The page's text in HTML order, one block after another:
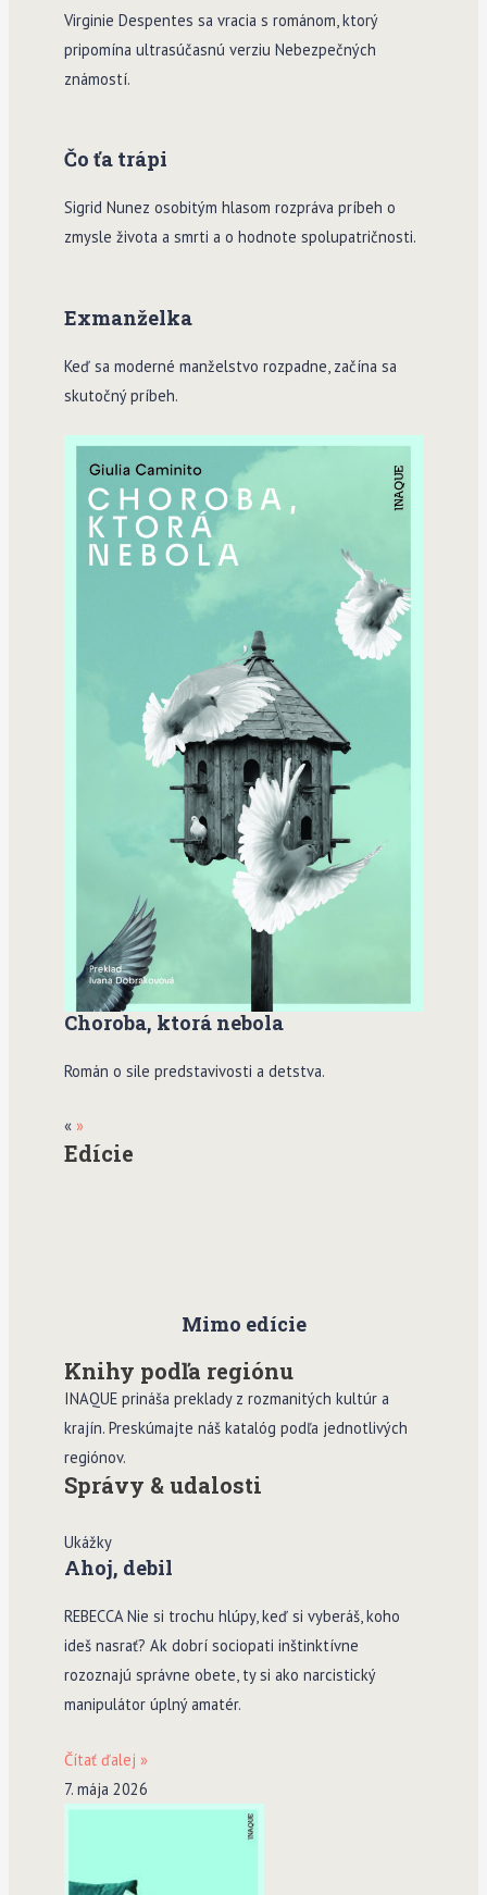
Virginie Despentes sa vracia s románom, ktorý
pripomína ultrasúčasnú verziu Nebezpečných
známostí.
Čo ťa trápi
Sigrid Nunez osobitým hlasom rozpráva príbeh o
zmysle života a smrti a o hodnote spolupatričnosti.
Exmanželka
Keď sa moderné manželstvo rozpadne, začína sa
skutočný príbeh.
Choroba, ktorá nebola
Román o sile predstavivosti a detstva.
« »
Edície
Mimo edície
Knihy podľa regiónu
INAQUE prináša preklady z rozmanitých kultúr a
krajín. Preskúmajte náš katalóg podľa jednotlivých
regiónov.
Správy & udalosti
Ukážky
Ahoj, debil
REBECCA Nie si trochu hlúpy, keď si vyberáš, koho
ideš nasrať? Ak dobrí sociopati inštinktívne
rozoznajú správne obete, ty si ako narcistický
manipulátor úplný amatér.
Čítať ďalej »
7. mája 2026